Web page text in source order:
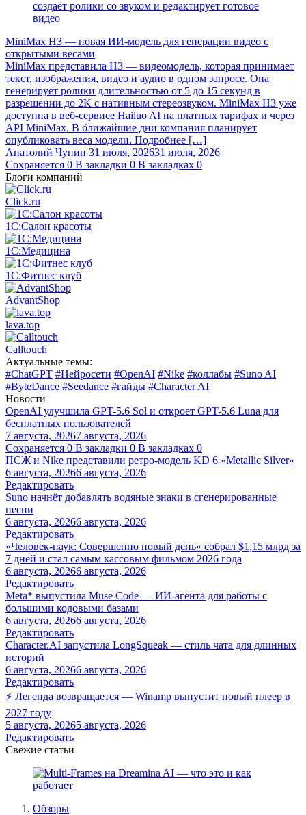
MiniMax H3 — новая ИИ-модель для генерации видео с
открытыми весами
MiniMax представила H3 — видеомодель, которая принимает
текст, изображения, видео и аудио в одном запросе. Она
генерирует ролики длительностью от 5 до 15 секунд в
разрешении до 2K с нативным стереозвуком. MiniMax H3 уже
доступна в веб-сервисе Hailuo AI на платных тарифах и через
API MiniMax. В ближайшие дни компания планирует
опубликовать веса модели. Подробнее […]
Анатолий Чупин 31 июля, 202631 июля, 2026
Сохраняется 0 В закладки 0 В закладках 0
Блоги компаний
Click.ru
1С:Салон красоты
1С:Медицина
1С:Фитнес клуб
AdvantShop
lava.top
Calltouch
Актуальные темы:
#ChatGPT #Нейросети #OpenAI #Nike #коллабы #Suno AI
#ByteDance #Seedance #гайды #Character AI
Новости
OpenAI улучшила GPT-5.6 Sol и откроет GPT-5.6 Luna для
бесплатных пользователей
7 августа, 20267 августа, 2026
Сохраняется 0 В закладки 0 В закладках 0
ПСЖ и Nike представили ретро-модель KD 6 «Metallic Silver»
6 августа, 20266 августа, 2026
Редактировать
Suno начнёт добавлять водяные знаки в сгенерированные
песни
6 августа, 20266 августа, 2026
Редактировать
«Человек-паук: Совершенно новый день» собрал $1,15 млрд за
7 дней и стал самым кассовым фильмом 2026 года
6 августа, 20266 августа, 2026
Редактировать
Meta* выпустила Muse Code — ИИ-агента для работы с
большими кодовыми базами
6 августа, 20266 августа, 2026
Редактировать
Character.AI запустила LongSqueak — стиль чата для длинных
историй
6 августа, 20266 августа, 2026
Редактировать
⚡ Легенда возвращается — Winamp выпустит новый плеер в
2027 году
5 августа, 20265 августа, 2026
Редактировать
Свежие статьи
Обзоры